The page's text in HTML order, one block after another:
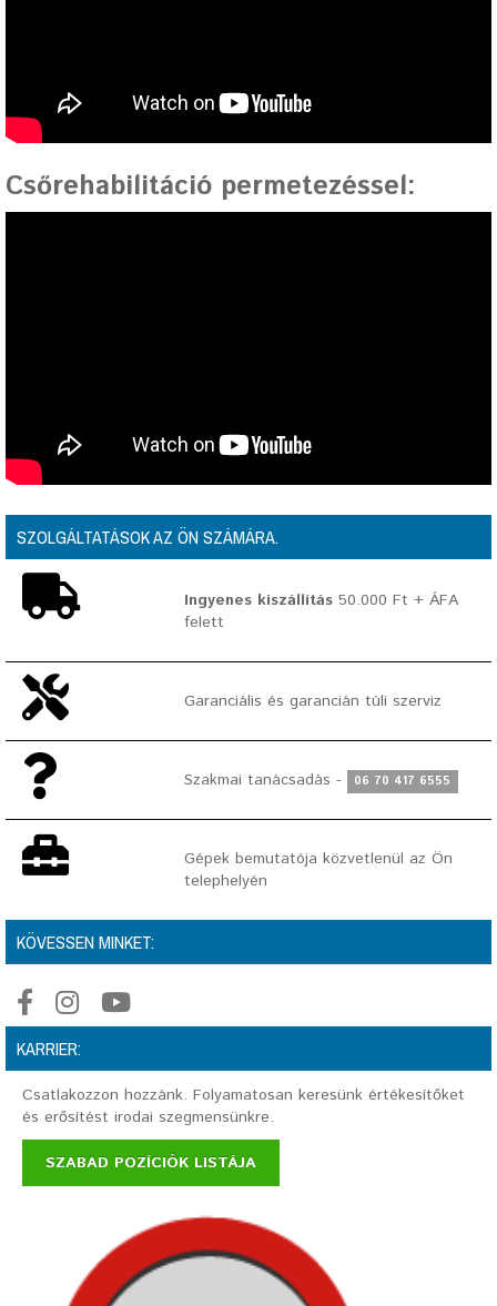
Csőrehabilitáció permetezéssel:
SZOLGÁLTATÁSOK AZ ÖN SZÁMÁRA.
Ingyenes kiszállítás50.000 Ft + ÁFA
felett
Garanciális és garancián túli szerviz
Szakmai tanácsadás - 06 70 417 6555
Gépek bemutatója közvetlenül az Ön
telephelyén
KÖVESSEN MINKET:
KARRIER:
Csatlakozzon hozzánk. Folyamatosan keresünk értékesítőket
és erősítést irodai szegmensünkre.
SZABAD POZÍCIÓK LISTÁJA